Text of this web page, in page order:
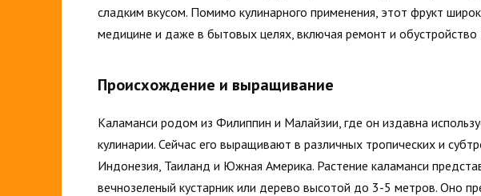
сладким вкусом. Помимо кулинарного применения, этот фрукт
медицине и даже в бытовых целях, включая ремонт и
Происхождение и выращивание
Каламанси родом из Филиппин и Малайзии, где он издавна
кулинарии. Сейчас его выращивают в различных тропических и
Индонезия, Таиланд и Южная Америка. Растение каламанси
вечнозеленый кустарник или дерево высотой до 3-5 метров. Оно